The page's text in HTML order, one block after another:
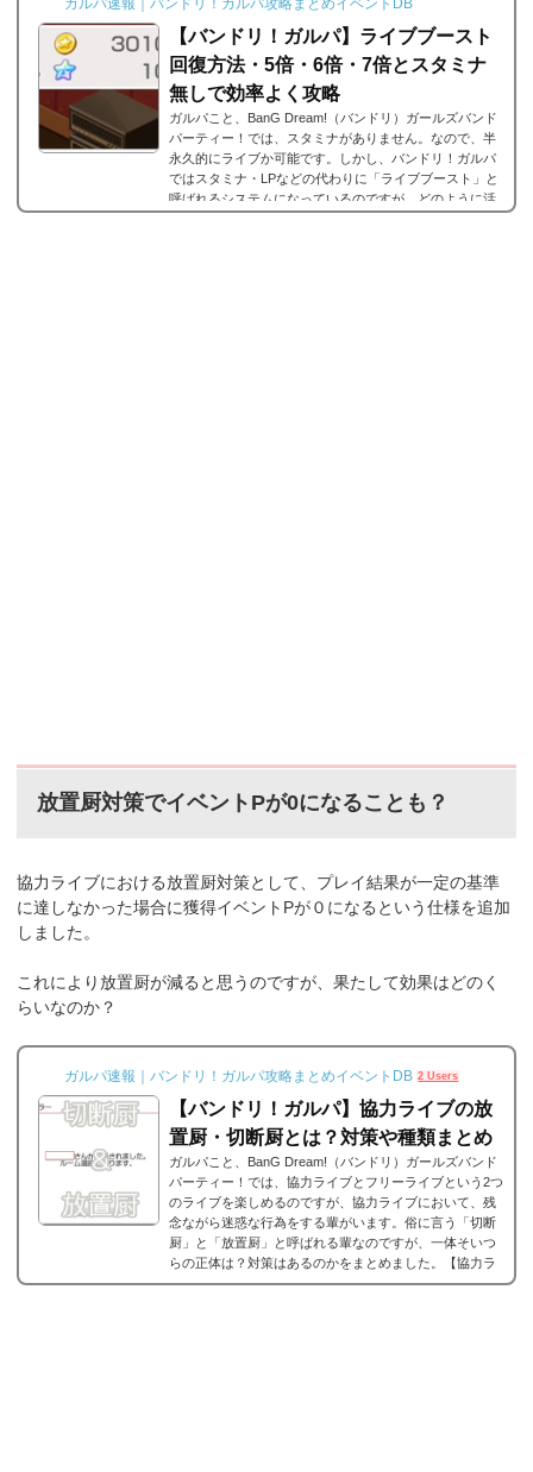
【バンドリ！ガルパ】ライブブースト
回復方法・5倍・6倍・7倍とスタミナ
無しで効率よく攻略
ガルパこと、BanG Dream!（バンドリ）ガールズバンド
パーティー！では、スタミナがありません。なので、半
永久的にライブか可能です。しかし、バンドリ！ガルパ
ではスタミナ・LPなどの代わりに「ライブブースト」と
呼ばれるシステムになっているのですが、どのように活
放置厨対策でイベントPが0になることも？
協力ライブにおける放置厨対策として、プレイ結果が一定の基準
に達しなかった場合に獲得イベントPが０になるという仕様を追加
しました。
これにより放置厨が減ると思うのですが、果たして効果はどのく
らいなのか？
ガルパ速報｜バンドリ！ガルパ攻略まとめイベントDB 2 Users
【バンドリ！ガルパ】協力ライブの放
置厨・切断厨とは？対策や種類まとめ
ガルパこと、BanG Dream!（バンドリ）ガールズバンド
パーティー！では、協力ライブとフリーライブという2つ
のライブを楽しめるのですが、協力ライブにおいて、残
念ながら迷惑な行為をする輩がいます。俗に言う「切断
厨」と「放置厨」と呼ばれる輩なのですが、一体そいつ
らの正体は？対策はあるのかをまとめました。【協力ラ
イブの天敵！？】切断厨と放置厨それでは、ガルパの協